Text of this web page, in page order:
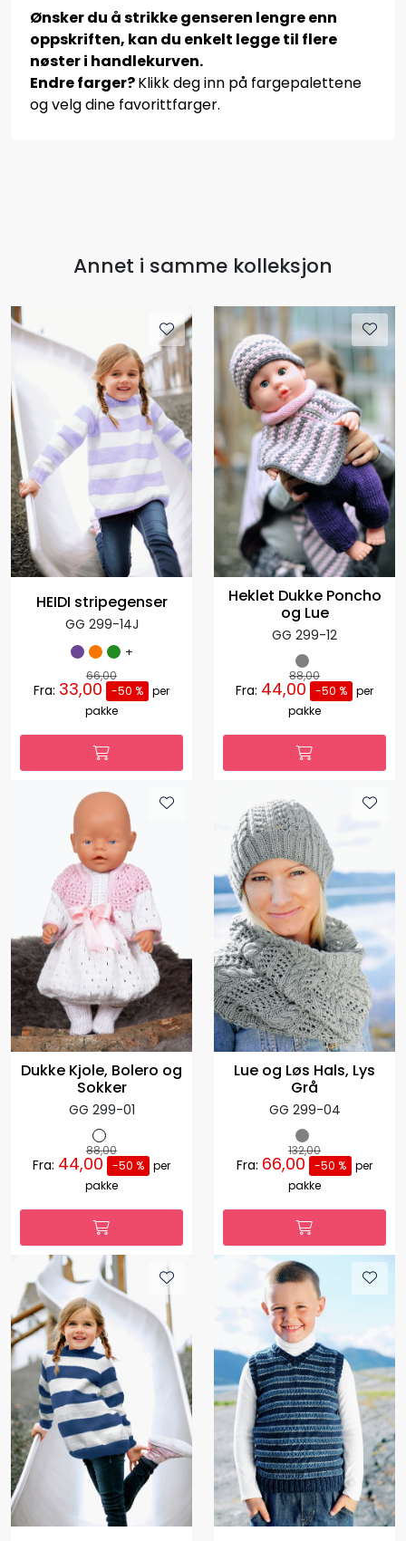
Ønsker du å strikke genseren lengre enn
oppskriften, kan du enkelt legge til flere
nøster i handlekurven.
Endre farger?Klikk deg inn på fargepalettene
og velg dine favorittfarger.
Annet i samme kolleksjon
HEIDI stripegenser
GG 299-14J
+
66,00
Fra: 33,00 -50 % per
pakke
Heklet Dukke Poncho
og Lue
GG 299-12
88,00
Fra: 44,00 -50 % per
pakke
Dukke Kjole, Bolero og
Sokker
GG 299-01
88,00
Fra: 44,00 -50 % per
pakke
Lue og Løs Hals, Lys
Grå
GG 299-04
132,00
Fra: 66,00 -50 % per
pakke